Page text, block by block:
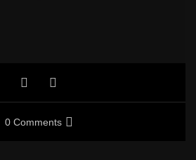
0 Comments